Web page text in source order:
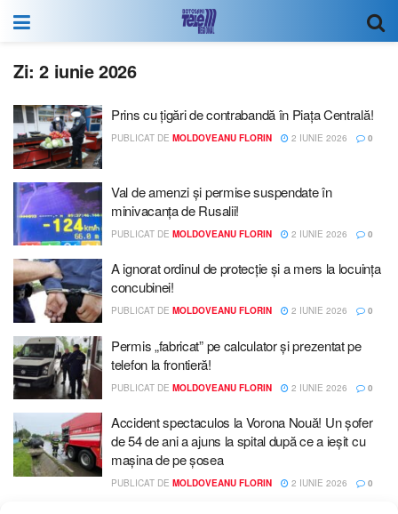
Zi:2 iunie 2026
Prins cu țigări de contrabandă în Piața Centrală!
PUBLICAT DE MOLDOVEANU FLORIN 2 IUNIE 2026 0
Val de amenzi și permise suspendate în
minivacanța de Rusalii!
PUBLICAT DE MOLDOVEANU FLORIN 2 IUNIE 2026 0
A ignorat ordinul de protecție și a mers la locuința
concubinei!
PUBLICAT DE MOLDOVEANU FLORIN 2 IUNIE 2026 0
Permis „fabricat” pe calculator și prezentat pe
telefon la frontieră!
PUBLICAT DE MOLDOVEANU FLORIN 2 IUNIE 2026 0
Accident spectaculos la Vorona Nouă! Un șofer
de 54 de ani a ajuns la spital după ce a ieșit cu
mașina de pe șosea
PUBLICAT DE MOLDOVEANU FLORIN 2 IUNIE 2026 0